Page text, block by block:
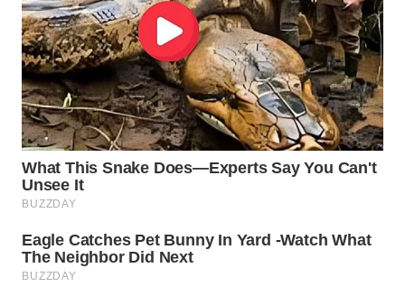
WN
PURWAKARTA
WN
PRIANGAN
TIMUR
WN
SEMARANG
SOLO